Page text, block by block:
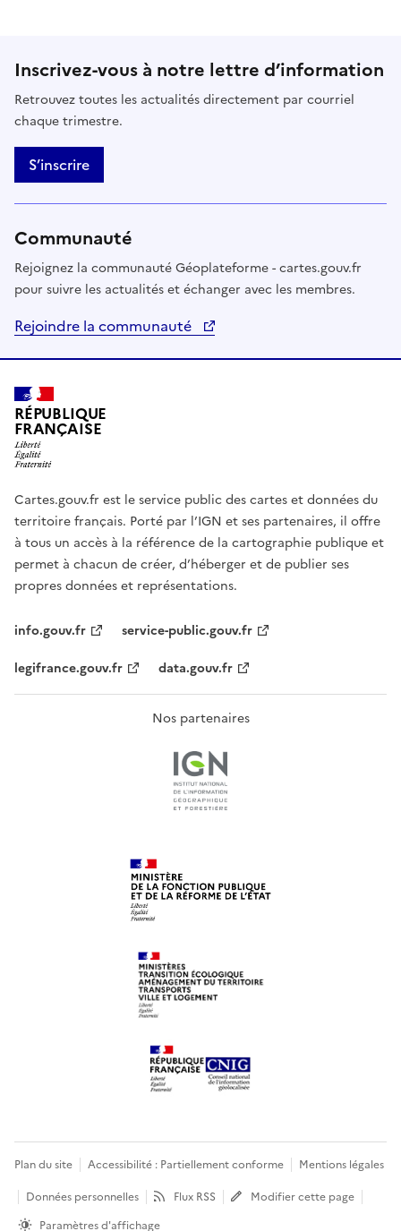
Inscrivez-vous à notre lettre d’information
Retrouvez toutes les actualités directement par courriel
chaque trimestre.
S’inscrire
Communauté
Rejoignez la communauté Géoplateforme - cartes.gouv.fr
pour suivre les actualités et échanger avec les membres.
Rejoindre la communauté
RÉPUBLIQUE
FRANÇAISE
Cartes.gouv.fr est le service public des cartes et données du
territoire français. Porté par l’IGN et ses partenaires, il offre
à tous un accès à la référence de la cartographie publique et
permet à chacun de créer, d’héberger et de publier ses
propres données et représentations.
info.gouv.fr
service-public.gouv.fr
legifrance.gouv.fr
data.gouv.fr
Nos partenaires
Plan du site Accessibilité : Partiellement conforme
Mentions légales
Données personnelles
Flux RSS
Modifier cette page
Paramètres d'affichage